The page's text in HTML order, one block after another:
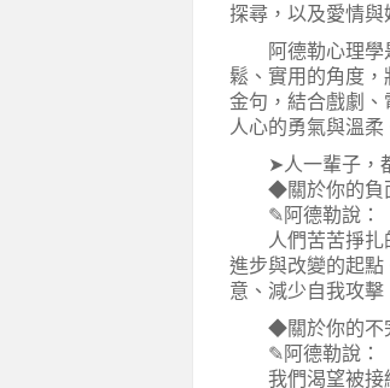
探尋，以及愛情
阿德勒心理學是
鬆、實用的角度
金句，結合戲劇
人心的勇氣與溫柔
➤人一輩子，都
◆關於你的負面
✎阿德勒說：「
人們苦苦掙扎的
進步與改變的起
意、減少自我攻擊
◆關於你的不完
✎阿德勒說：「
我們渴望被接納